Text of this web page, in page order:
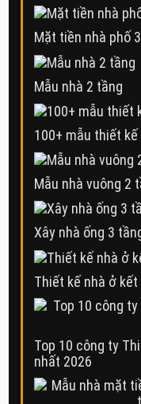
Mặt tiền nhà phố
Mẫu nhà 2 tầng
100+ mẫu thiết
Mẫu nhà vuông 2
Xây nhà ống 3
Thiết kế nhà ở
Top 10 công ty
nhất 2026